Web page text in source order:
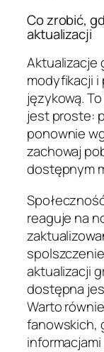
Co zrobić,
aktualizacji
Aktualizacje
modyfikacji
językową.
jest proste:
ponownie
zachowaj
dostępnym
reaguje na
aktualizacji
dostępna
Warto
fanowskich,